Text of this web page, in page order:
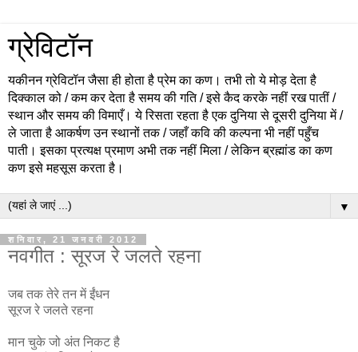
ग्रेविटॉन
यकीनन ग्रेविटॉन जैसा ही होता है प्रेम का कण। तभी तो ये मोड़ देता है
दिक्काल को / कम कर देता है समय की गति / इसे कैद करके नहीं रख पातीं /
स्थान और समय की विमाएँ। ये रिसता रहता है एक दुनिया से दूसरी दुनिया में /
ले जाता है आकर्षण उन स्थानों तक / जहाँ कवि की कल्पना भी नहीं पहुँच
पाती। इसका प्रत्यक्ष प्रमाण अभी तक नहीं मिला / लेकिन ब्रह्मांड का कण
कण इसे महसूस करता है।
▼
शनिवार, 21 जनवरी 2012
नवगीत : सूरज रे जलते रहना
जब तक तेरे तन में ईंधन
सूरज रे जलते रहना
मान चुके जो अंत निकट है